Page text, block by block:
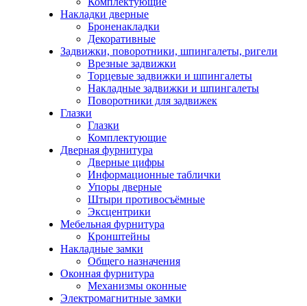
Накладки дверные
Броненакладки
Декоративные
Задвижки, поворотники, шпингалеты, ригели
Врезные задвижки
Торцевые задвижки и шпингалеты
Накладные задвижки и шпингалеты
Поворотники для задвижек
Глазки
Глазки
Комплектующие
Дверная фурнитура
Дверные цифры
Информационные таблички
Упоры дверные
Штыри противосъёмные
Эксцентрики
Мебельная фурнитура
Кронштейны
Накладные замки
Общего назначения
Оконная фурнитура
Механизмы оконные
Электромагнитные замки